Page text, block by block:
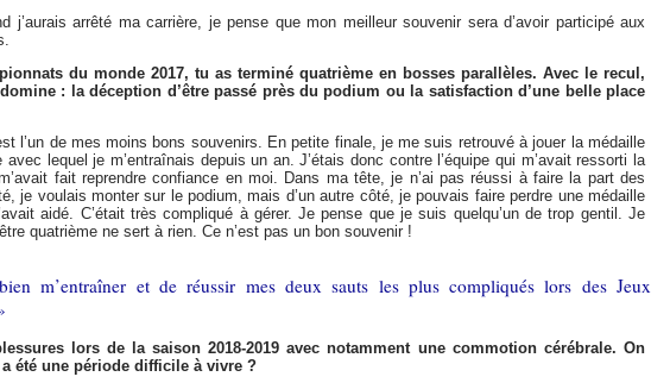
j’aurais arrêté ma carrière, je pense que mon meilleur souvenir sera d’avoir participé aux
du monde 2017, tu as terminé quatrième en bosses parallèles. Avec le recul,
: la déception d’être passé près du podium ou la satisfaction d’une belle place
l’un de mes moins bons souvenirs. En petite finale, je me suis retrouvé à jouer la médaille
lequel je m’entraînais depuis un an. J’étais donc contre l’équipe qui m’avait ressorti la
fait reprendre confiance en moi. Dans ma tête, je n’ai pas réussi à faire la part des
je voulais monter sur le podium, mais d’un autre côté, je pouvais faire perdre une médaille
aidé. C’était très compliqué à gérer. Je pense que je suis quelqu’un de trop gentil. Je
quatrième ne sert à rien. Ce n’est pas un bon souvenir !
m’entraîner et de réussir mes deux sauts les plus compliqués lors des Jeux
lors de la saison 2018-2019 avec notamment une commotion cérébrale. On
été une période difficile à vivre ?